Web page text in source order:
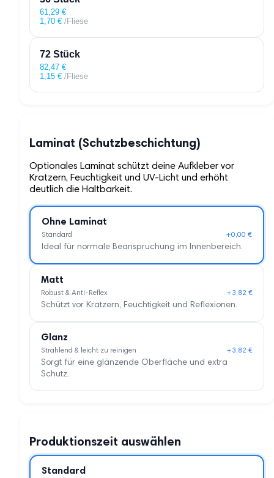
61,29 €
1,70 € /Fliese
72 Stück
82,47 €
1,15 € /Fliese
Laminat (Schutzbeschichtung)
Optionales Laminat schützt deine Aufkleber vor
Kratzern, Feuchtigkeit und UV-Licht und erhöht
deutlich die Haltbarkeit.
Ohne Laminat
Standard +0,00 €
Ideal für normale Beanspruchung im Innenbereich.
Matt
Robust & Anti-Reflex +3,82 €
Schützt vor Kratzern, Feuchtigkeit und Reflexionen.
Glanz
Strahlend & leicht zu reinigen +3,82 €
Sorgt für eine glänzende Oberfläche und extra
Schutz.
Produktionszeit auswählen
Standard